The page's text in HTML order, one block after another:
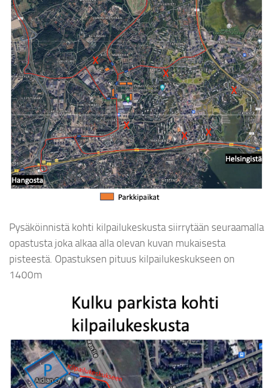
Pysäköinnistä kohti kilpailukeskusta siirrytään seuraamalla
opastusta joka alkaa alla olevan kuvan mukaisesta
pisteestä. Opastuksen pituus kilpailukeskukseen on
1400m